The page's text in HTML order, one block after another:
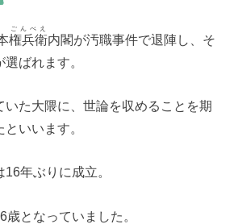
権兵衛
ごんべえ
内閣が汚職事件で退陣し、そ
ばれます。
いた大隈に、世論を収めることを期
いいます。
年ぶりに成立。
となっていました。